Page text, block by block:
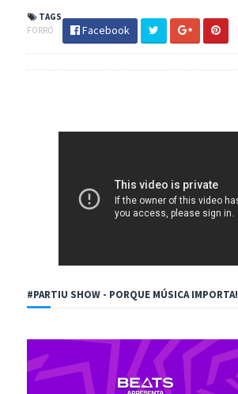
TAGS
FORRÓ
Facebook
#PARTIU SHOW - PORQUE MÚSICA IMPORTA!